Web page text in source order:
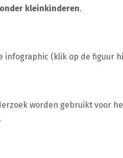
kleinkinderen.
infographic (klik op de figuur
worden gebruikt voor